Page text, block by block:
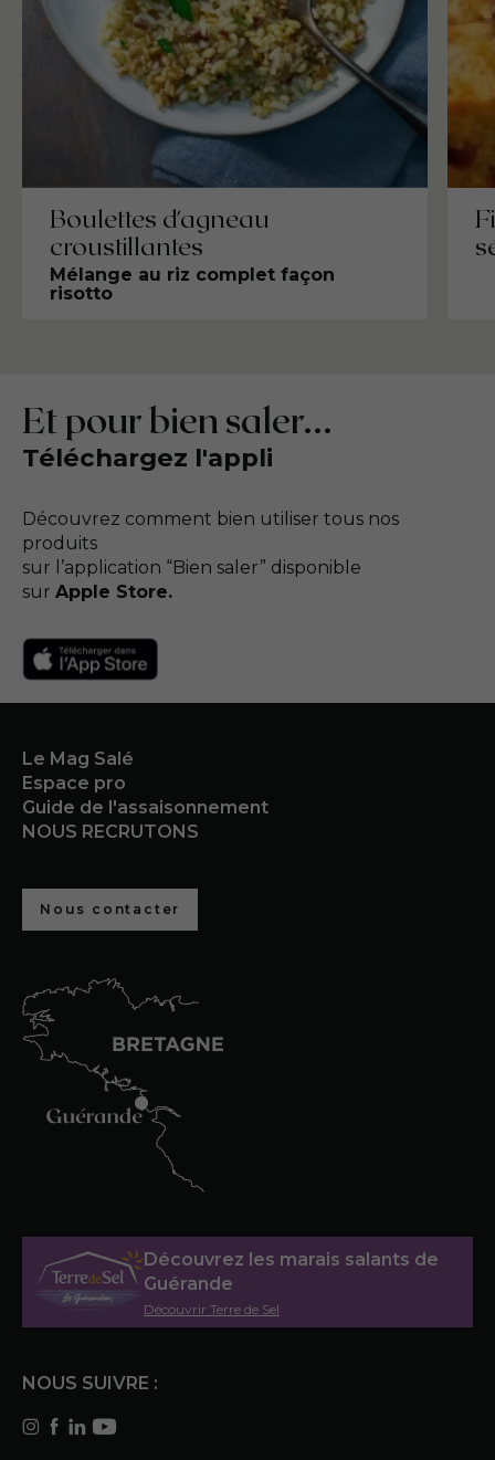
Boulettes d'agneau
croustillantes
Mélange au riz complet façon
risotto
Et pour bien saler...
Téléchargez l'appli
Découvrez comment bien utiliser tous nos
produits
sur l’application “Bien saler” disponible
sur Apple Store.
Le Mag Salé
Espace pro
Guide de l'assaisonnement
NOUS RECRUTONS
Nous contacter
Découvrez les marais salants de
Guérande
Découvrir Terre de Sel
NOUS SUIVRE :